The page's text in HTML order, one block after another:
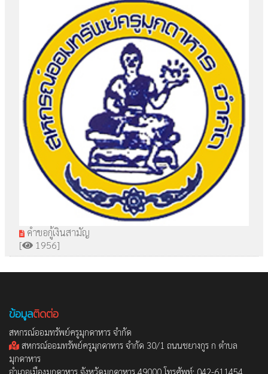
คำขอกู้เงินสามัญ
[
1956]
ข้อมูลติดต่อ
สหกรณ์ออมทรัพย์ครูมุกดาหาร จำกัด
สหกรณ์ออมทรัพย์ครูมุกดาหาร จำกัด 30/1 ถนนชยางกูร ก ตำบล
มุกดาหาร
อำเภอเมืองมุกดาหาร จังหวัดมุกดาหาร 49000 โทรศัพท์: 042-611454